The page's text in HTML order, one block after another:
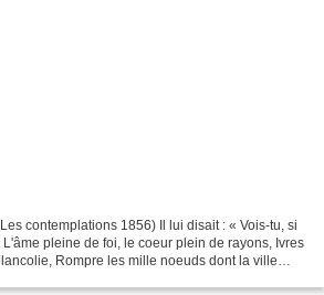
contemplations 1856) Il lui disait : « Vois-tu, si
pleine de foi, le coeur plein de rayons, Ivres
Rompre les mille noeuds dont la ville